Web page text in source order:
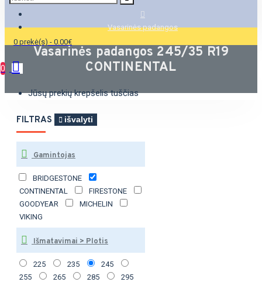
0 prekė(s) - 0.00€
0
Jūsų prekių krepšelis tuščias
Vasarinės padangos
Vasarinės padangos 245/35 R19
CONTINENTAL
FILTRAS išvalyti
Gamintojas
BRIDGESTONE
CONTINENTAL
FIRESTONE
GOODYEAR
MICHELIN
VIKING
Išmatavimai > Plotis
225 235
245
255
265 285 295